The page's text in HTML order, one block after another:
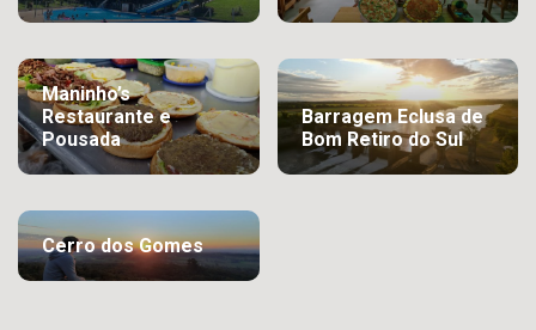
Maninho’s
Restaurante e
Pousada
Barragem Eclusa de
Bom Retiro do Sul
Cerro dos Gomes